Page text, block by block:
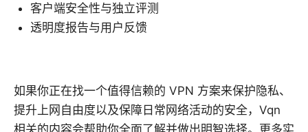
客户端安全性与独立评测
透明度报告与用户反馈
如果你正在找一个值得信赖的 VPN 方案来保护隐私、
提升上网自由度以及保障日常网络活动的安全，Vqn
相关的内容会帮助你全面了解并做出明智选择。更多实